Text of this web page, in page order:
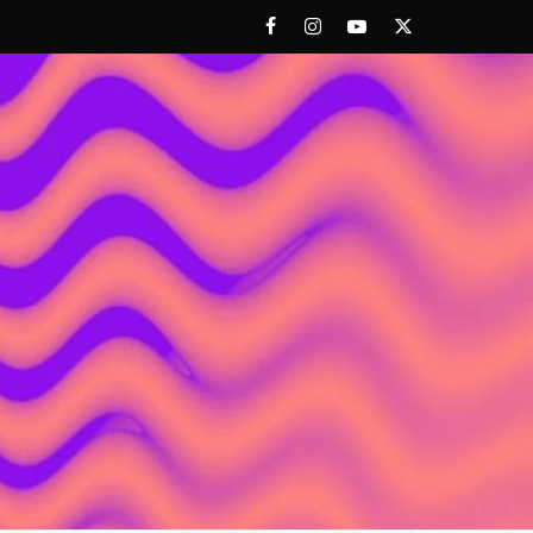
FacebookInstagramYoutubeTwitter